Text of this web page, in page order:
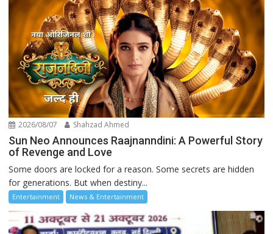
2026/08/07 Shahzad Ahmed
Sun Neo Announces Raajnanndini: A Powerful Story
of Revenge and Love
Some doors are locked for a reason. Some secrets are hidden
for generations. But when destiny...
Entertainment News & Entertainment